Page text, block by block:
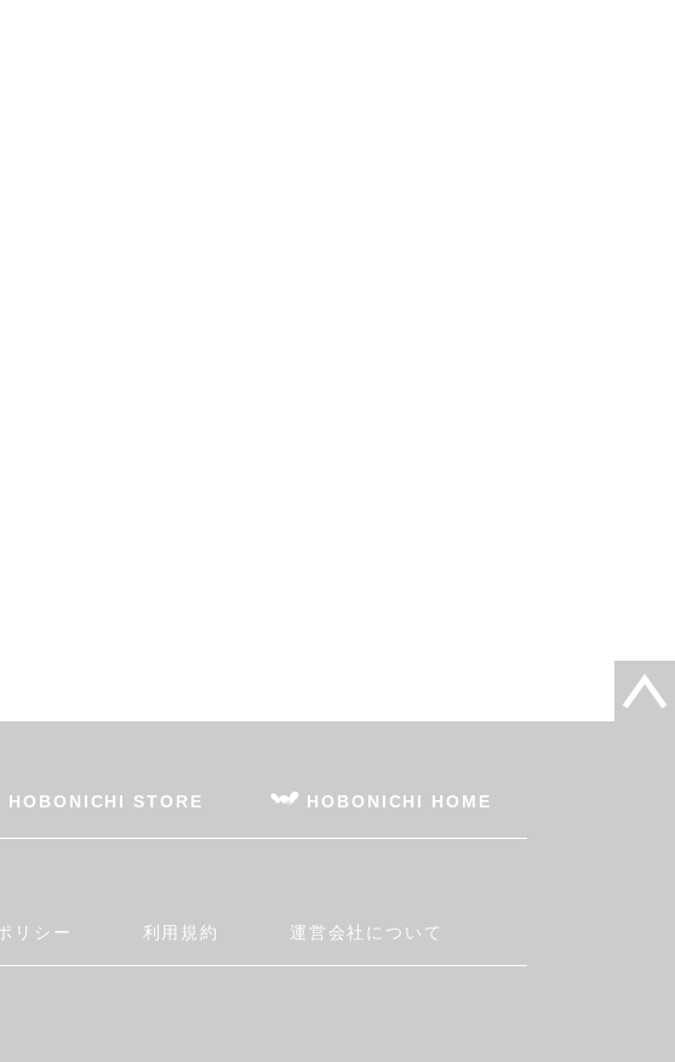
HOBONICHI STORE HOBONICHI HOME
リシー 利用規約 運営会社について